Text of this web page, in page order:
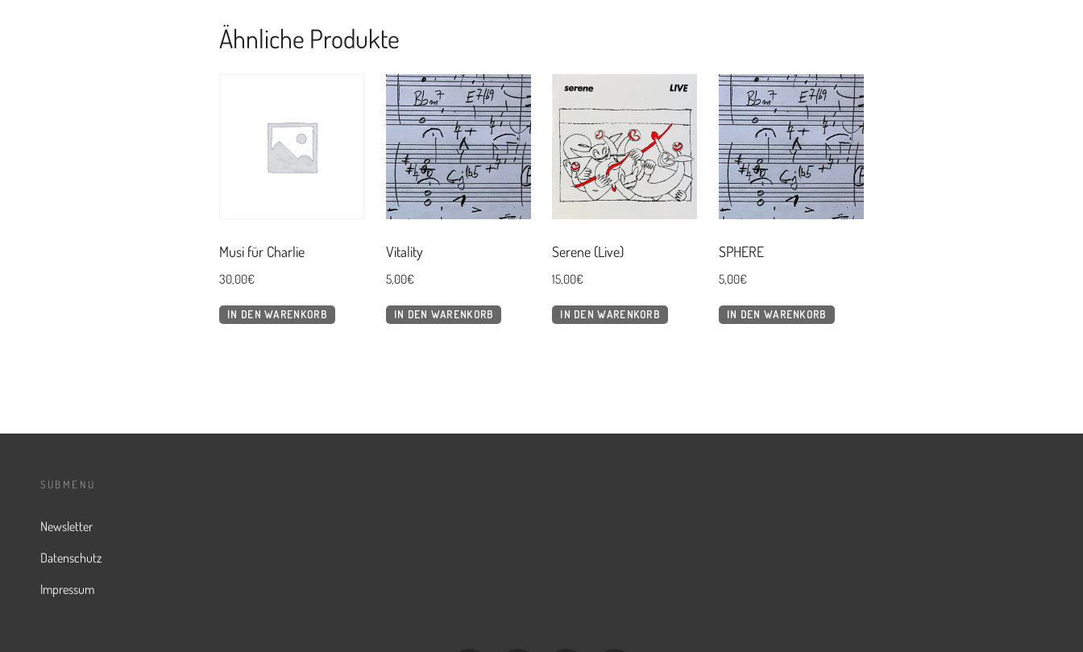
Ähnliche Produkte
Musi für Charlie
30,00€
IN DEN WARENKORB
Vitality
5,00€
IN DEN WARENKORB
Serene (Live)
15,00€
IN DEN WARENKORB
SPHERE
5,00€
IN DEN WARENKORB
SUBMENU
Newsletter
Datenschutz
Impressum